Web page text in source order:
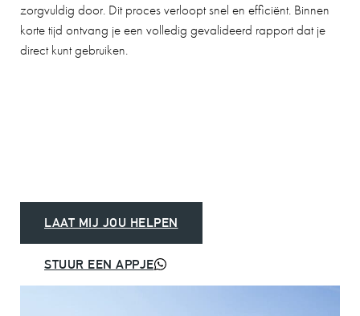
zorgvuldig door. Dit proces verloopt snel en efficiënt. Binnen
korte tijd ontvang je een volledig gevalideerd rapport dat je
direct kunt gebruiken.
LAAT MIJ JOU HELPEN
STUUR EEN APPJE